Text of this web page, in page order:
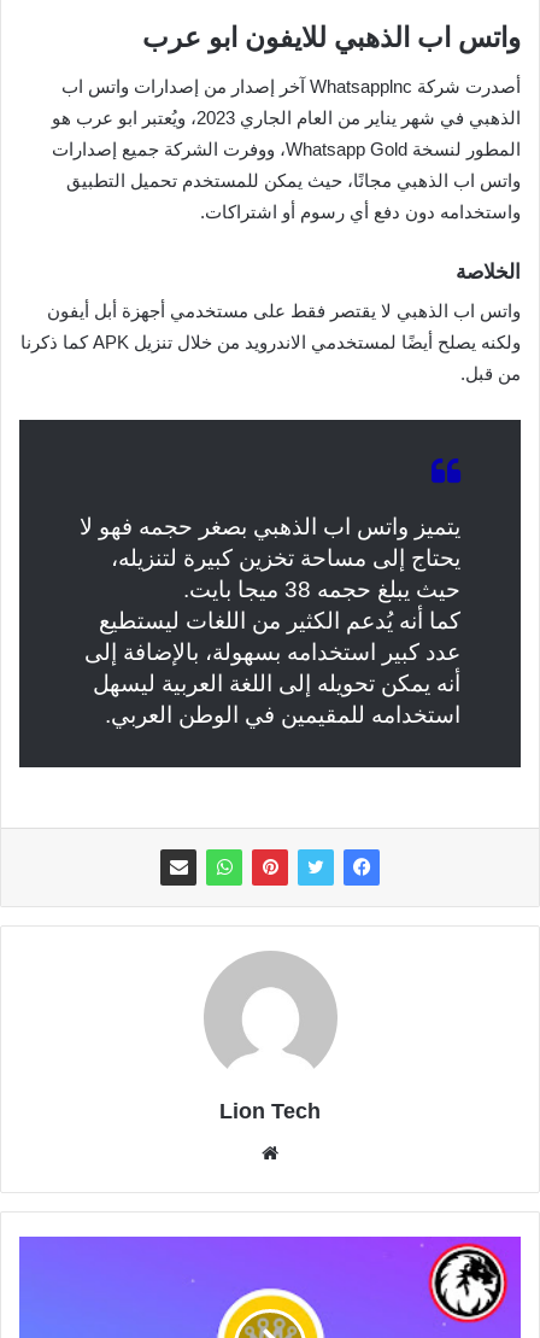
واتس اب الذهبي للايفون ابو عرب
أصدرت شركة Whatsapplnc آخر إصدار من إصدارات واتس اب
الذهبي في شهر يناير من العام الجاري 2023، ويُعتبر ابو عرب هو
المطور لنسخة Whatsapp Gold، ووفرت الشركة جميع إصدارات
واتس اب الذهبي مجانًا، حيث يمكن للمستخدم تحميل التطبيق
واستخدامه دون دفع أي رسوم أو اشتراكات.
الخلاصة
واتس اب الذهبي لا يقتصر فقط على مستخدمي أجهزة أبل أيفون
ولكنه يصلح أيضًا لمستخدمي الاندرويد من خلال تنزيل APK كما ذكرنا
من قبل.
يتميز واتس اب الذهبي بصغر حجمه فهو لا
يحتاج إلى مساحة تخزين كبيرة لتنزيله،
حيث يبلغ حجمه 38 ميجا بايت.
كما أنه يُدعم الكثير من اللغات ليستطيع
عدد كبير استخدامه بسهولة، بالإضافة إلى
أنه يمكن تحويله إلى اللغة العربية ليسهل
استخدامه للمقيمين في الوطن العربي.
Lion Tech